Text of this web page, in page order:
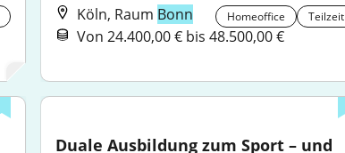
Köln, Raum Bonn Homeoffice Teilzeit
Von 24.400,00 € bis 48.500,00 €